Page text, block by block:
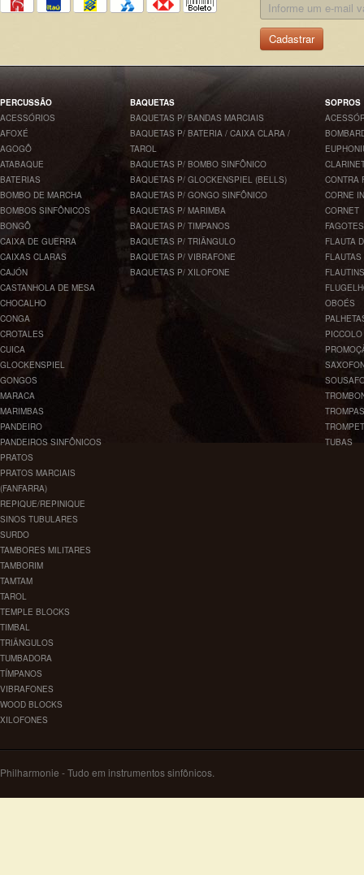
Cadastrar
PERCUSSÃO
ACESSÓRIOS
AFOXÉ
AGOGÔ
ATABAQUE
BATERIAS
BOMBO DE MARCHA
BOMBOS SINFÔNICOS
BONGÔ
CAIXA DE GUERRA
CAIXAS CLARAS
CAJÓN
CASTANHOLA DE MESA
CHOCALHO
CONGA
CROTALES
CUICA
GLOCKENSPIEL
GONGOS
MARACA
MARIMBAS
PANDEIRO
PANDEIROS SINFÔNICOS
PRATOS
PRATOS MARCIAIS
(FANFARRA)
REPIQUE/REPINIQUE
SINOS TUBULARES
SURDO
TAMBORES MILITARES
TAMBORIM
TAMTAM
TAROL
TEMPLE BLOCKS
TIMBAL
TRIÂNGULOS
TUMBADORA
TÍMPANOS
VIBRAFONES
WOOD BLOCKS
XILOFONES
BAQUETAS
BAQUETAS P/ BANDAS MARCIAIS
BAQUETAS P/ BATERIA / CAIXA CLARA /
TAROL
BAQUETAS P/ BOMBO SINFÔNICO
BAQUETAS P/ GLOCKENSPIEL (BELLS)
BAQUETAS P/ GONGO SINFÔNICO
BAQUETAS P/ MARIMBA
BAQUETAS P/ TIMPANOS
BAQUETAS P/ TRIÂNGULO
BAQUETAS P/ VIBRAFONE
BAQUETAS P/ XILOFONE
SOPROS
CONTRA
CORNE
CORNET
FAGOTES
FLAUTA
FLAUTAS
FLAUTINS
OBOÉS
TROMPAS
TUBAS
Philharmonie - Tudo em instrumentos sinfônicos.